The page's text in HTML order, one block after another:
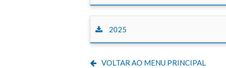
2025
VOLTAR AO MENU PRINCIPAL